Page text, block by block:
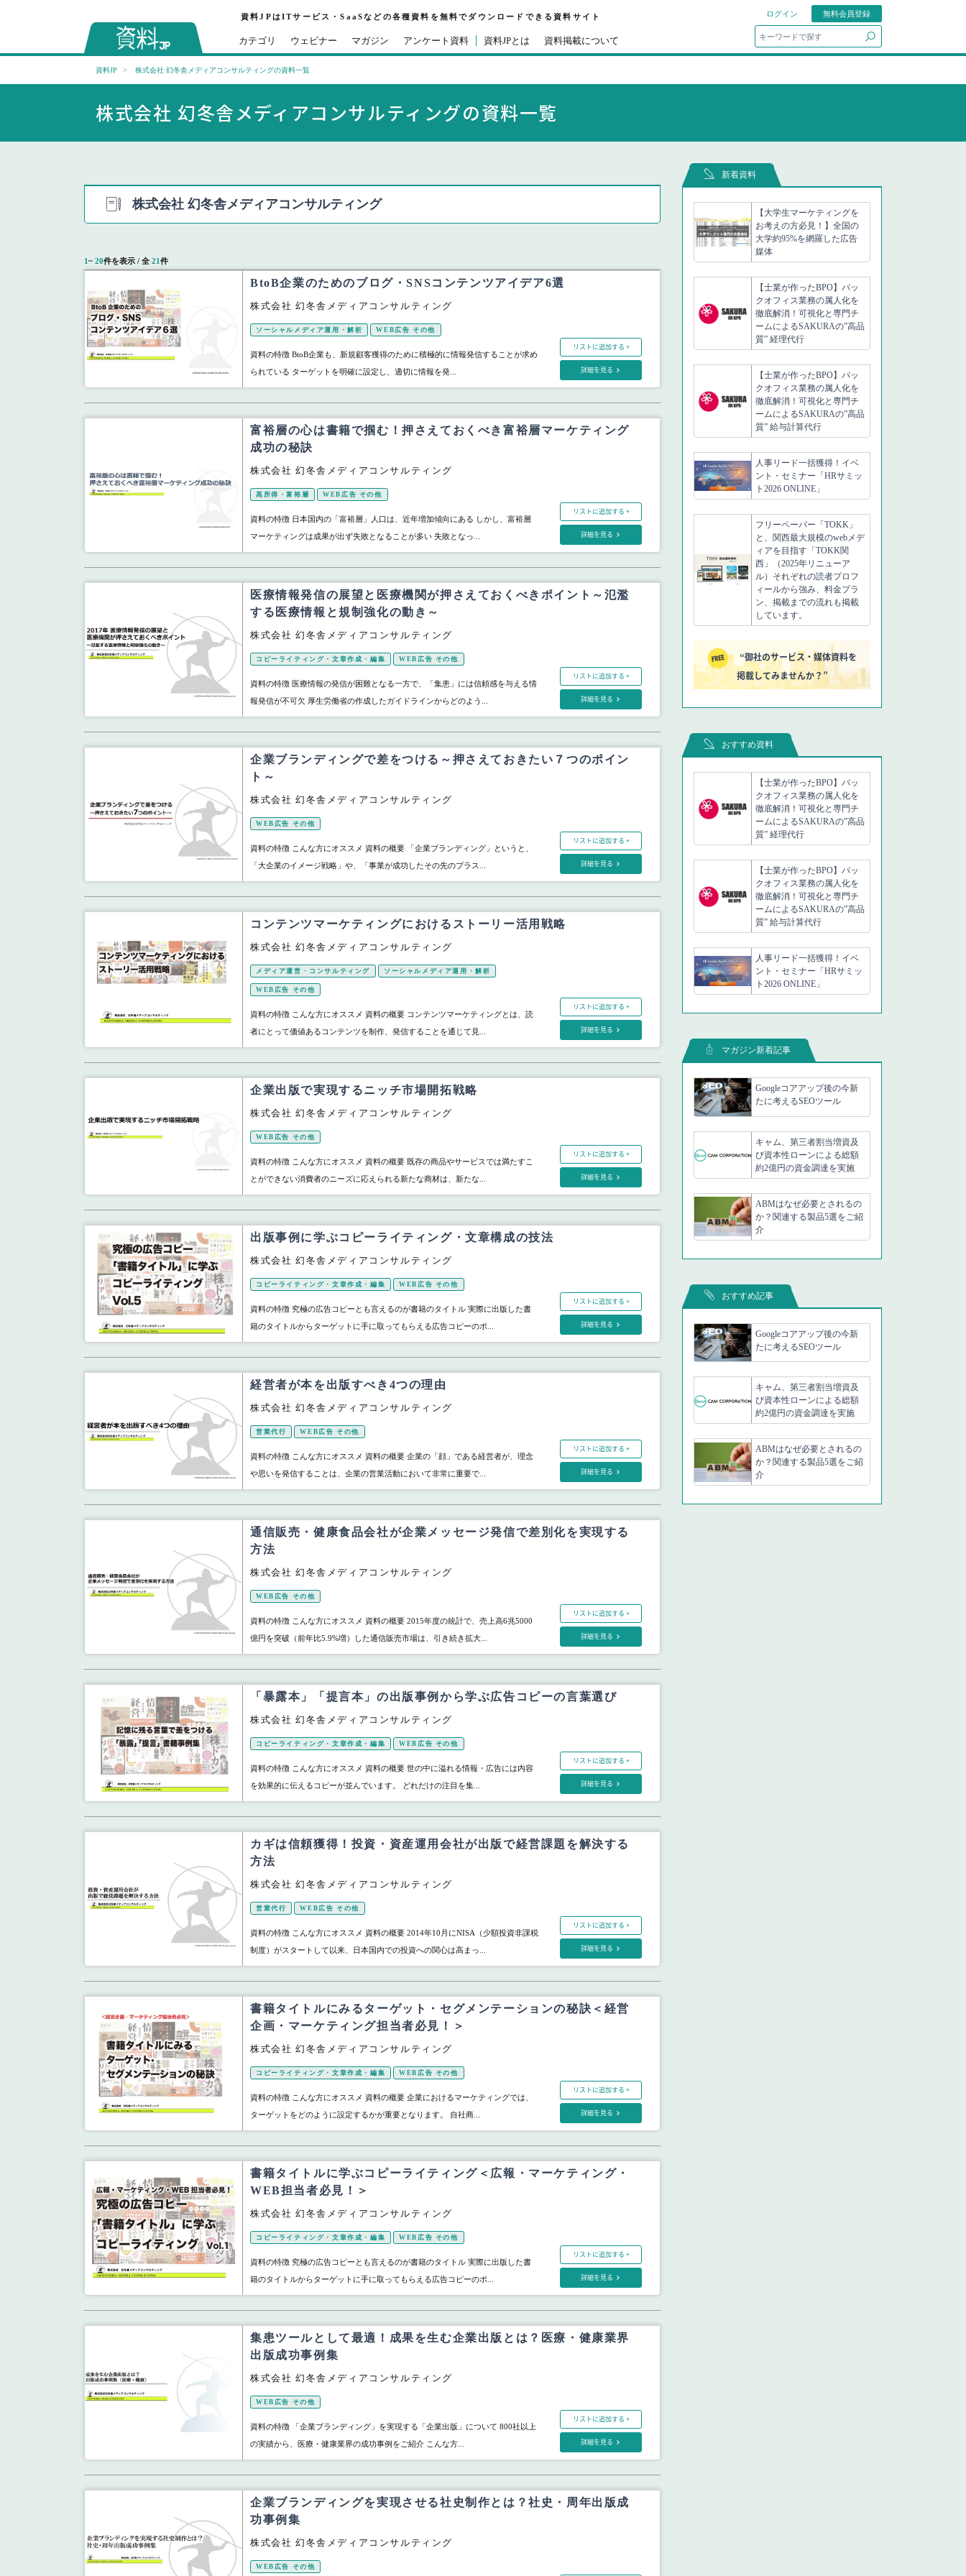
資料JPはITサービス・SaaSなどの各種資料を無料でダウンロードできる資料サイト
カテゴリ ウェビナー マガジン アンケート資料 資料JPとは 資料掲載について
ログイン
無料会員登録
資料JP 株式会社 幻冬舎メディアコンサルティングの資料一覧
株式会社 幻冬舎メディアコンサルティングの資料一覧
株式会社 幻冬舎メディアコンサルティング
1~ 20件を表示 / 全 21件
BtoB企業のためのブログ・SNSコンテンツアイデア6選
株式会社 幻冬舎メディアコンサルティング
ソーシャルメディア運用・解析 WEB広告 その他
資料の特徴 BtoB企業も、新規顧客獲得のために積極的に情報発信することが求め
られている ターゲットを明確に設定し、適切に情報を発...
リストに追加する +
詳細を見る
富裕層の心は書籍で掴む！押さえておくべき富裕層マーケティング
成功の秘訣
株式会社 幻冬舎メディアコンサルティング
高所得・富裕層 WEB広告 その他
資料の特徴 日本国内の「富裕層」人口は、近年増加傾向にある しかし、富裕層
マーケティングは成果が出ず失敗となることが多い 失敗となっ...
リストに追加する +
詳細を見る
医療情報発信の展望と医療機関が押さえておくべきポイント～氾濫
する医療情報と規制強化の動き～
株式会社 幻冬舎メディアコンサルティング
コピーライティング・文章作成・編集 WEB広告 その他
資料の特徴 医療情報の発信が困難となる一方で、「集患」には信頼感を与える情
報発信が不可欠 厚生労働省の作成したガイドラインからどのよう...
リストに追加する +
詳細を見る
企業ブランディングで差をつける～押さえておきたい７つのポイン
ト～
株式会社 幻冬舎メディアコンサルティング
WEB広告 その他
資料の特徴 こんな方にオススメ 資料の概要 「企業ブランディング」というと、
「大企業のイメージ戦略」や、「事業が成功したその先のプラス...
リストに追加する +
詳細を見る
コンテンツマーケティングにおけるストーリー活用戦略
株式会社 幻冬舎メディアコンサルティング
メディア運営・コンサルティング ソーシャルメディア運用・解析
WEB広告 その他
資料の特徴 こんな方にオススメ 資料の概要 コンテンツマーケティングとは、読
者にとって価値あるコンテンツを制作、発信することを通じて見...
リストに追加する +
詳細を見る
企業出版で実現するニッチ市場開拓戦略
株式会社 幻冬舎メディアコンサルティング
WEB広告 その他
資料の特徴 こんな方にオススメ 資料の概要 既存の商品やサービスでは満たすこ
とができない消費者のニーズに応えられる新たな商材は、新たな...
リストに追加する +
詳細を見る
出版事例に学ぶコピーライティング・文章構成の技法
株式会社 幻冬舎メディアコンサルティング
コピーライティング・文章作成・編集 WEB広告 その他
資料の特徴 究極の広告コピーとも言えるのが書籍のタイトル 実際に出版した書
籍のタイトルからターゲットに手に取ってもらえる広告コピーのポ...
リストに追加する +
詳細を見る
経営者が本を出版すべき4つの理由
株式会社 幻冬舎メディアコンサルティング
営業代行 WEB広告 その他
資料の特徴 こんな方にオススメ 資料の概要 企業の「顔」である経営者が、理念
や思いを発信することは、企業の営業活動において非常に重要で...
リストに追加する +
詳細を見る
通信販売・健康食品会社が企業メッセージ発信で差別化を実現する
方法
株式会社 幻冬舎メディアコンサルティング
WEB広告 その他
資料の特徴 こんな方にオススメ 資料の概要 2015年度の統計で、売上高6兆5000
億円を突破（前年比5.9%増）した通信販売市場は、引き続き拡大...
リストに追加する +
詳細を見る
「暴露本」「提言本」の出版事例から学ぶ広告コピーの言葉選び
株式会社 幻冬舎メディアコンサルティング
コピーライティング・文章作成・編集 WEB広告 その他
資料の特徴 こんな方にオススメ 資料の概要 世の中に溢れる情報・広告には内容
を効果的に伝えるコピーが並んでいます。 どれだけの注目を集...
リストに追加する +
詳細を見る
カギは信頼獲得！投資・資産運用会社が出版で経営課題を解決する
方法
株式会社 幻冬舎メディアコンサルティング
営業代行 WEB広告 その他
資料の特徴 こんな方にオススメ 資料の概要 2014年10月にNISA（少額投資非課税
制度）がスタートして以来、日本国内での投資への関心は高まっ...
リストに追加する +
詳細を見る
書籍タイトルにみるターゲット・セグメンテーションの秘訣＜経営
企画・マーケティング担当者必見！＞
株式会社 幻冬舎メディアコンサルティング
コピーライティング・文章作成・編集 WEB広告 その他
資料の特徴 こんな方にオススメ 資料の概要 企業におけるマーケティングでは、
ターゲットをどのように設定するかが重要となります。 自社商...
リストに追加する +
詳細を見る
書籍タイトルに学ぶコピーライティング＜広報・マーケティング・
WEB担当者必見！＞
株式会社 幻冬舎メディアコンサルティング
コピーライティング・文章作成・編集 WEB広告 その他
資料の特徴 究極の広告コピーとも言えるのが書籍のタイトル 実際に出版した書
籍のタイトルからターゲットに手に取ってもらえる広告コピーのポ...
リストに追加する +
詳細を見る
集患ツールとして最適！成果を生む企業出版とは？医療・健康業界
出版成功事例集
株式会社 幻冬舎メディアコンサルティング
WEB広告 その他
資料の特徴 「企業ブランディング」を実現する「企業出版」について 800社以上
の実績から、医療・健康業界の成功事例をご紹介 こんな方...
リストに追加する +
詳細を見る
企業ブランディングを実現させる社史制作とは？社史・周年出版成
功事例集
株式会社 幻冬舎メディアコンサルティング
WEB広告 その他
新着資料
【大学生マーケティングを
お考えの方必見！】全国の
大学約95%を網羅した広告
媒体
【士業が作ったBPO】バッ
クオフィス業務の属人化を
徹底解消！可視化と専門チ
ームによるSAKURAの”高品
質” 経理代行
【士業が作ったBPO】バッ
クオフィス業務の属人化を
徹底解消！可視化と専門チ
ームによるSAKURAの”高品
質” 給与計算代行
人事リード一括獲得！イベ
ント・セミナー「HRサミッ
ト2026 ONLINE」
フリーペーパー「TOKK」
と、関西最大規模のwebメデ
ィアを目指す「TOKK関
西」（2025年リニューア
ル）それぞれの読者プロフ
ィールから強み、料金プラ
ン、掲載までの流れも掲載
しています。
“御社のサービス・媒体資料を
掲載してみませんか？”
おすすめ資料
【士業が作ったBPO】バッ
クオフィス業務の属人化を
徹底解消！可視化と専門チ
ームによるSAKURAの”高品
質” 経理代行
【士業が作ったBPO】バッ
クオフィス業務の属人化を
徹底解消！可視化と専門チ
ームによるSAKURAの”高品
質” 給与計算代行
人事リード一括獲得！イベ
ント・セミナー「HRサミッ
ト2026 ONLINE」
マガジン新着記事
Googleコアアップ後の今新
たに考えるSEOツール
キャム、第三者割当増資及
び資本性ローンによる総額
約2億円の資金調達を実施
ABMはなぜ必要とされるの
か？関連する製品5選をご紹
介
おすすめ記事
Googleコアアップ後の今新
たに考えるSEOツール
キャム、第三者割当増資及
び資本性ローンによる総額
約2億円の資金調達を実施
ABMはなぜ必要とされるの
か？関連する製品5選をご紹
介